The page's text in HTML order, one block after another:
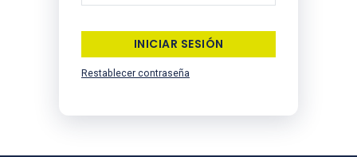
INICIAR SESIÓN
Restablecer contraseña